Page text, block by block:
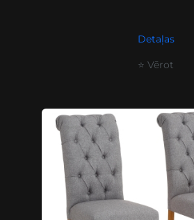
Detaļas
⭐ Vērot